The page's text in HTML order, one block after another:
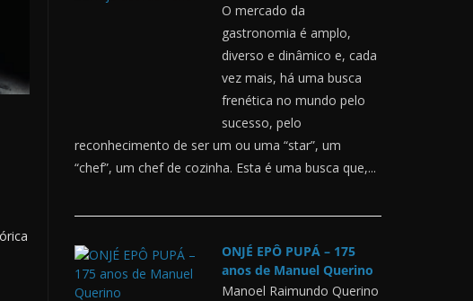
O mercado da
gastronomia é amplo,
diverso e dinâmico e, cada
vez mais, há uma busca
frenética no mundo pelo
sucesso, pelo
reconhecimento de ser um ou uma “star”, um
“chef”, um chef de cozinha. Esta é uma busca que,...
ONJÉ EPÔ PUPÁ – 175
anos de Manuel Querino
Manoel Raimundo Querino